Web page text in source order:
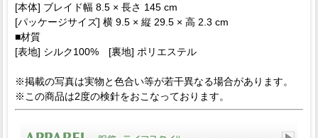
[本体] ブレイド幅 8.5 × 長さ 145 cm
[パッケージサイズ] 横 9.5 × 縦 29.5 × 高 2.3 cm
■材質
[表地] シルク100% [裏地] ポリエステル
※掲載の写真は実物と色合い等が若干異なる場合があります。
※この商品は2度の検針をおこなっております。